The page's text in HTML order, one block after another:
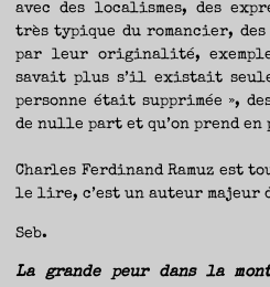
avec des localismes, des
très typique du romancier,
par leur originalité,
savait plus s’il existait
personne était supprimée »,
de nulle part et qu’on prend
Charles Ferdinand Ramuz est
le lire, c’est un auteur majeur
Seb.
La grande peur dans la